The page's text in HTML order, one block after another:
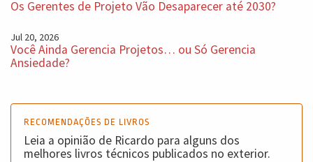
Os Gerentes de Projeto Vão Desaparecer até 2030?
Jul 20, 2026
Você Ainda Gerencia Projetos… ou Só Gerencia
Ansiedade?
RECOMENDAÇÕES DE LIVROS
Leia a opinião de Ricardo para alguns dos
melhores livros técnicos publicados no exterior.